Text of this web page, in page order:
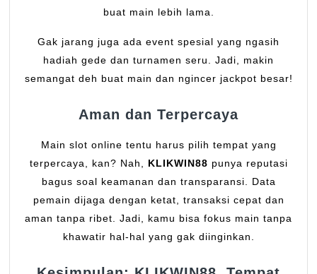
buat main lebih lama.
Gak jarang juga ada event spesial yang ngasih
hadiah gede dan turnamen seru. Jadi, makin
semangat deh buat main dan ngincer jackpot besar!
Aman dan Terpercaya
Main slot online tentu harus pilih tempat yang
terpercaya, kan? Nah, KLIKWIN88 punya reputasi
bagus soal keamanan dan transparansi. Data
pemain dijaga dengan ketat, transaksi cepat dan
aman tanpa ribet. Jadi, kamu bisa fokus main tanpa
khawatir hal-hal yang gak diinginkan.